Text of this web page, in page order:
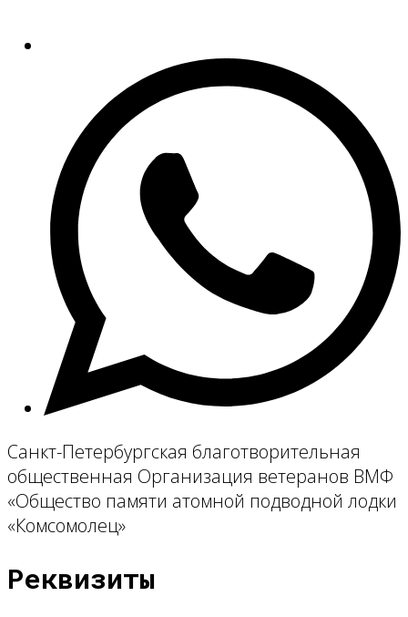
Санкт-Петербургская благотворительная
общественная Организация ветеранов ВМФ
«Общество памяти атомной подводной лодки
«Комсомолец»
Реквизиты